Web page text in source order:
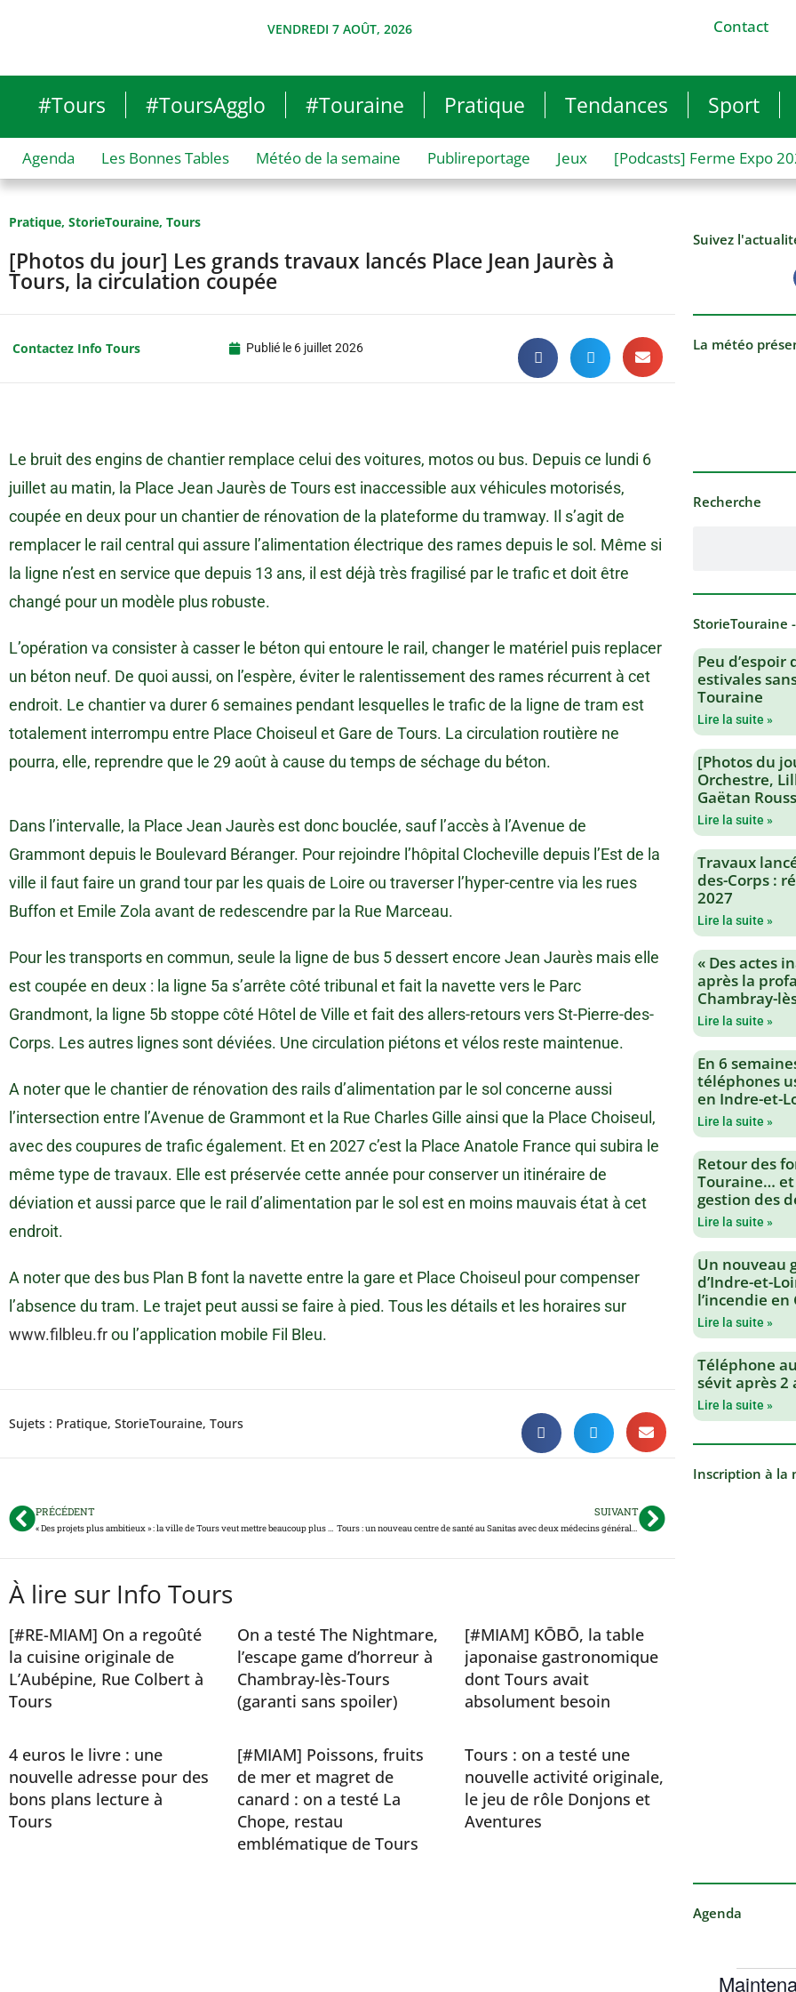
VENDREDI 7 AOÛT, 2026 Contact
#Tours #ToursAgglo #Touraine Pratique Tendances Sport
Agenda Les Bonnes Tables Météo de la semaine Publireportage Jeux [Podcasts] Ferme Expo
Pratique, StorieTouraine, Tours
[Photos du jour] Les grands travaux lancés Place Jean Jaurès à
Tours, la circulation coupée
Contactez Info Tours Publié le 6 juillet 2026
Le bruit des engins de chantier remplace celui des voitures, motos ou bus. Depuis ce lundi 6
juillet au matin, la Place Jean Jaurès de Tours est inaccessible aux véhicules motorisés,
coupée en deux pour un chantier de rénovation de la plateforme du tramway. Il s’agit de
remplacer le rail central qui assure l’alimentation électrique des rames depuis le sol. Même si
la ligne n’est en service que depuis 13 ans, il est déjà très fragilisé par le trafic et doit être
changé pour un modèle plus robuste.
L’opération va consister à casser le béton qui entoure le rail, changer le matériel puis replacer
un béton neuf. De quoi aussi, on l’espère, éviter le ralentissement des rames récurrent à cet
endroit. Le chantier va durer 6 semaines pendant lesquelles le trafic de la ligne de tram est
totalement interrompu entre Place Choiseul et Gare de Tours. La circulation routière ne
pourra, elle, reprendre que le 29 août à cause du temps de séchage du béton.
Dans l’intervalle, la Place Jean Jaurès est donc bouclée, sauf l’accès à l’Avenue de
Grammont depuis le Boulevard Béranger. Pour rejoindre l’hôpital Clocheville depuis l’Est de la
ville il faut faire un grand tour par les quais de Loire ou traverser l’hyper-centre via les rues
Buffon et Emile Zola avant de redescendre par la Rue Marceau.
Pour les transports en commun, seule la ligne de bus 5 dessert encore Jean Jaurès mais elle
est coupée en deux : la ligne 5a s’arrête côté tribunal et fait la navette vers le Parc
Grandmont, la ligne 5b stoppe côté Hôtel de Ville et fait des allers-retours vers St-Pierre-des-
Corps. Les autres lignes sont déviées. Une circulation piétons et vélos reste maintenue.
A noter que le chantier de rénovation des rails d’alimentation par le sol concerne aussi
l’intersection entre l’Avenue de Grammont et la Rue Charles Gille ainsi que la Place Choiseul,
avec des coupures de trafic également. Et en 2027 c’est la Place Anatole France qui subira le
même type de travaux. Elle est préservée cette année pour conserver un itinéraire de
déviation et aussi parce que le rail d’alimentation par le sol est en moins mauvais état à cet
endroit.
A noter que des bus Plan B font la navette entre la gare et Place Choiseul pour compenser
l’absence du tram. Le trajet peut aussi se faire à pied. Tous les détails et les horaires sur
www.filbleu.frou l’application mobile Fil Bleu.
Sujets : Pratique, StorieTouraine, Tours
PRÉCÉDENT
« Des projets plus ambitieux » : la ville de Tours veut mettre beaucoup plus d’argent dans le budget participatif
SUIVANT
Tours : un nouveau centre de santé au Sanitas avec deux médecins généralistes
À lire sur Info Tours
[#RE-MIAM] On a regoûté
la cuisine originale de
L’Aubépine, Rue Colbert à
Tours
On a testé The Nightmare,
l’escape game d’horreur à
Chambray-lès-Tours
(garanti sans spoiler)
[#MIAM] KŌBŌ, la table
japonaise gastronomique
dont Tours avait
absolument besoin
4 euros le livre : une
nouvelle adresse pour des
bons plans lecture à
Tours
[#MIAM] Poissons, fruits
de mer et magret de
canard : on a testé La
Chope, restau
emblématique de Tours
Tours : on a testé une
nouvelle activité originale,
le jeu de rôle Donjons et
Aventures
Suivez
La météo
Recherche
StorieTouraine
Peu
estivales
Touraine
Lire la suite »
[Photos du
Orchestre,
Gaëtan
Lire la suite »
Travaux
des-Corps :
2027
Lire la suite »
« Des actes
après la
Chambray-
Lire la suite »
En 6
téléphones
en Indre-et-
Lire la suite »
Retour des
Touraine…
gestion des
Lire la suite »
Un nouveau
d’Indre-et-
l’incendie
Lire la suite »
Téléphone
sévit après 2
Lire la suite »
Inscription à la
Agenda